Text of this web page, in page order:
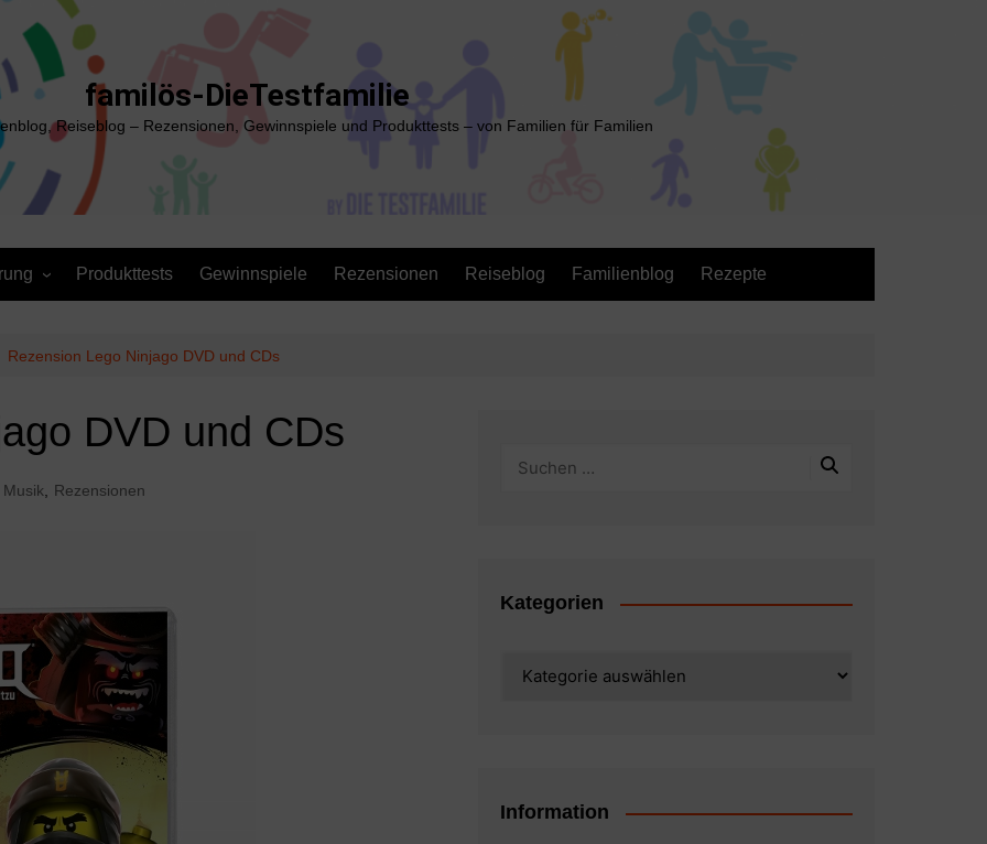
familös-DieTestfamilie
Reiseblog – Rezensionen, Gewinnspiele und Produkttests – von Familien für Familien
Produkttests Gewinnspiele Rezensionen Reiseblog Familienblog Rezepte
Rezension Lego Ninjago DVD und CDs
DVD und CDs
Rezensionen
Kategorien
Information